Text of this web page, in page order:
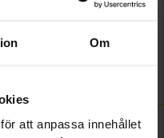
Om
att anpassa innehållet